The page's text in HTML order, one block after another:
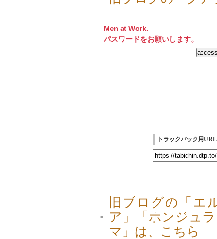
Men at Work.
パスワードをお願いします。
トラックバック用URL
■
旧ブログの「エ
ア」「ホンジュ
マ」は、こちら